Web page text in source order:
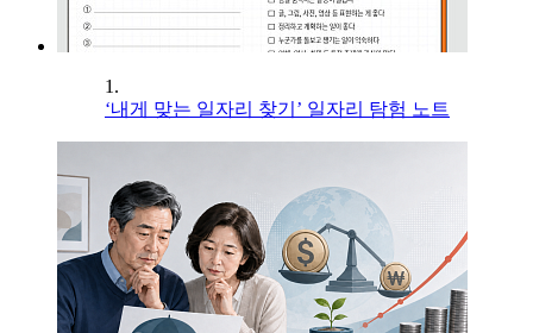
1.
‘내게 맞는 일자리 찾기’ 일자리 탐험 노트